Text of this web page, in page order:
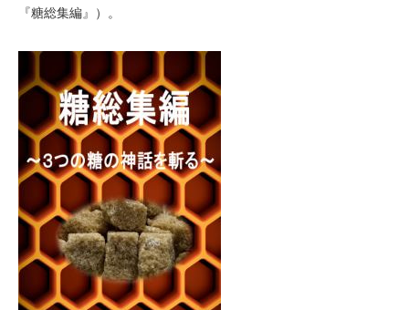
『糖総集編』）。